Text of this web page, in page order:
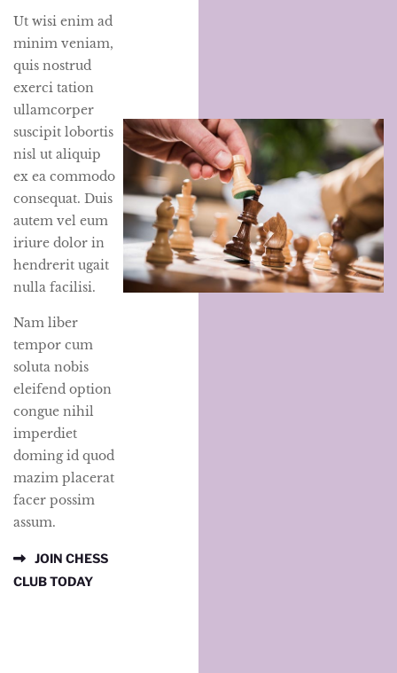
Ut wisi enim ad
minim veniam,
quis nostrud
exerci tation
ullamcorper
suscipit lobortis
nisl ut aliquip
ex ea commodo
consequat. Duis
autem vel eum
iriure dolor in
hendrerit ugait
nulla facilisi.
Nam liber
tempor cum
soluta nobis
eleifend option
congue nihil
imperdiet
doming id quod
mazim placerat
facer possim
assum.
JOIN CHESS
CLUB TODAY